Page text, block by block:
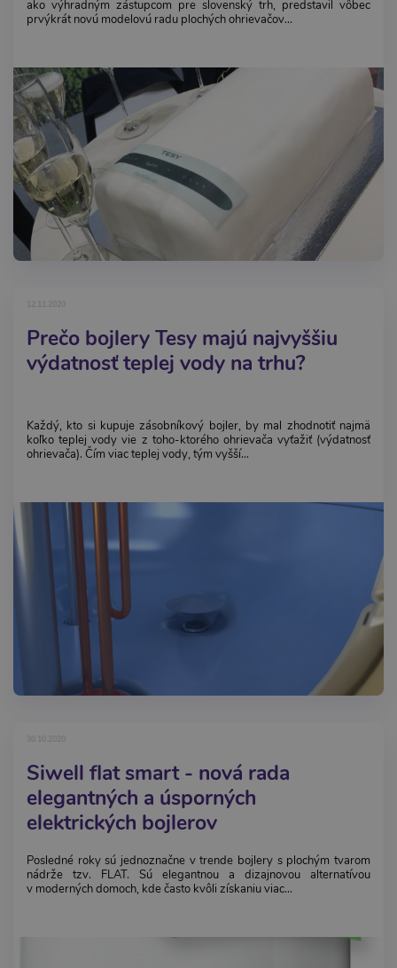
ako výhradným zástupcom pre slovenský trh, predstavil vôbec
prvýkrát novú modelovú radu plochých ohrievačov...
Prečo bojlery Tesy majú najvyššiu
výdatnosť teplej vody na trhu?
Každý, kto si kupuje zásobníkový bojler, by mal zhodnotiť najmä
koľko teplej vody vie z toho-ktorého ohrievača vyťažiť (výdatnosť
ohrievača). Čím viac teplej vody, tým vyšší...
Siwell flat smart - nová rada
elegantných a úsporných
elektrických bojlerov
Posledné roky sú jednoznačne v trende bojlery s plochým tvarom
nádrže tzv. FLAT. Sú elegantnou a dizajnovou alternatívou
v moderných domoch, kde často kvôli získaniu viac...